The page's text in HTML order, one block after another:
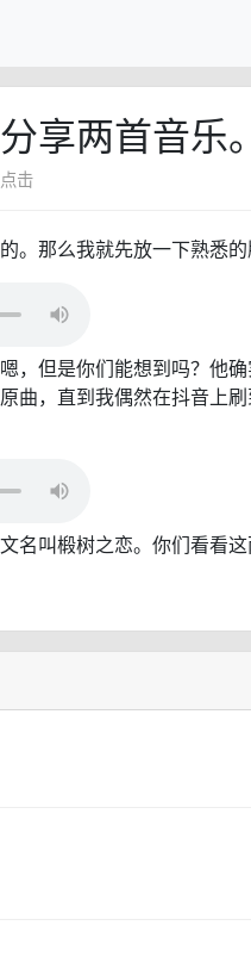
享两首音乐
击
。那么我就先放一下熟悉
，但是你们能想到吗？他
曲，直到我偶然在抖音上
名叫椴树之恋。你们看看